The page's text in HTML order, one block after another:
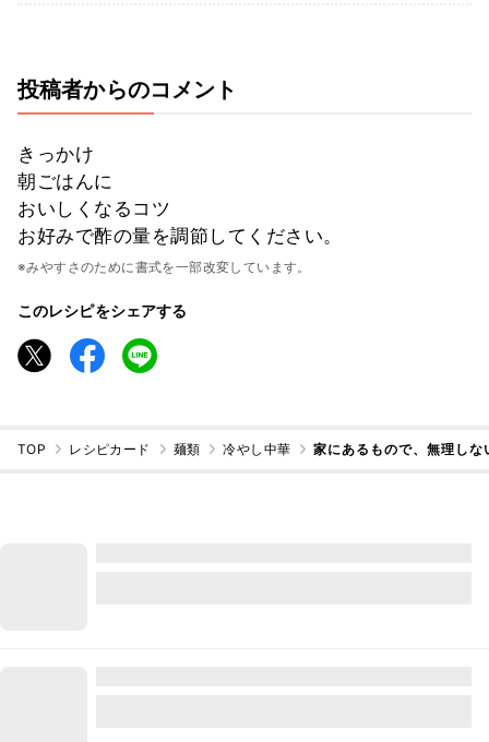
投稿者からのコメント
きっかけ
朝ごはんに
おいしくなるコツ
お好みで酢の量を調節してください。
※みやすさのために書式を一部改変しています。
このレシピをシェアする
TOP レシピカード 麺類 冷やし中華 家にあるもので、無理し